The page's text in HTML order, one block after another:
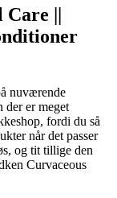
Care ||
nuværende
der er meget
fordi du så
når det passer
og tit tillige den
Curvaceous